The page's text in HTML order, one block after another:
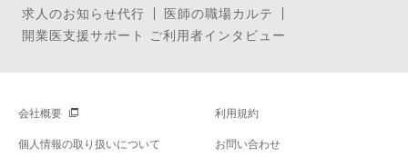
求人のお知らせ代行
医師の職場カルテ
開業医支援サポート ご利用者インタビュー
会社概要 利用規約
個人情報の取り扱いについて お問い合わせ